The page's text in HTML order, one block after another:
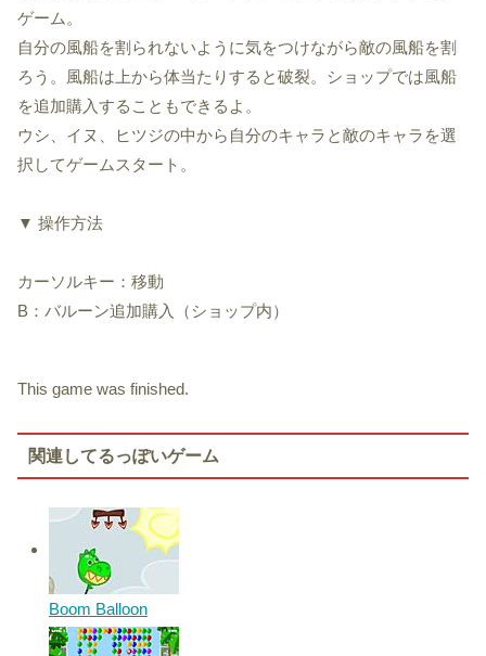
ゲーム。
自分の風船を割られないように気をつけながら敵の風船を割
ろう。風船は上から体当たりすると破裂。ショップでは風船
を追加購入することもできるよ。
ウシ、イヌ、ヒツジの中から自分のキャラと敵のキャラを選
択してゲームスタート。
▼ 操作方法
カーソルキー：移動
B：バルーン追加購入（ショップ内）
This game was finished.
関連してるっぽいゲーム
Boom Balloon